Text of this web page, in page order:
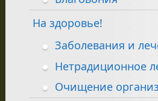
На здоровье!
Заболевания и
Нетрадиционное
Очищение